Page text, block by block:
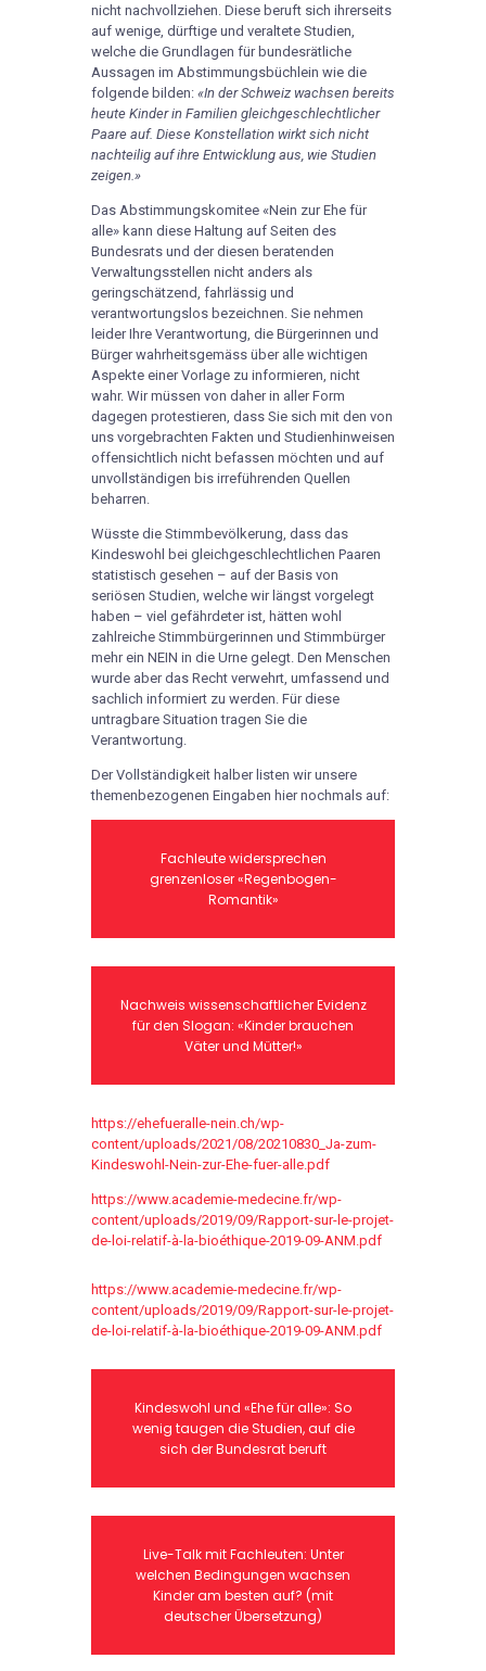
nicht nachvollziehen. Diese beruft sich ihrerseits
auf wenige, dürftige und veraltete Studien,
welche die Grundlagen für bundesrätliche
Aussagen im Abstimmungsbüchlein wie die
folgende bilden: «In der Schweiz wachsen bereits
heute Kinder in Familien gleichgeschlechtlicher
Paare auf. Diese Konstellation wirkt sich nicht
nachteilig auf ihre Entwicklung aus, wie Studien
zeigen.»
Das Abstimmungskomitee «Nein zur Ehe für
alle» kann diese Haltung auf Seiten des
Bundesrats und der diesen beratenden
Verwaltungsstellen nicht anders als
geringschätzend, fahrlässig und
verantwortungslos bezeichnen. Sie nehmen
leider Ihre Verantwortung, die Bürgerinnen und
Bürger wahrheitsgemäss über alle wichtigen
Aspekte einer Vorlage zu informieren, nicht
wahr. Wir müssen von daher in aller Form
dagegen protestieren, dass Sie sich mit den von
uns vorgebrachten Fakten und Studienhinweisen
offensichtlich nicht befassen möchten und auf
unvollständigen bis irreführenden Quellen
beharren.
Wüsste die Stimmbevölkerung, dass das
Kindeswohl bei gleichgeschlechtlichen Paaren
statistisch gesehen – auf der Basis von
seriösen Studien, welche wir längst vorgelegt
haben – viel gefährdeter ist, hätten wohl
zahlreiche Stimmbürgerinnen und Stimmbürger
mehr ein NEIN in die Urne gelegt. Den Menschen
wurde aber das Recht verwehrt, umfassend und
sachlich informiert zu werden. Für diese
untragbare Situation tragen Sie die
Verantwortung.
Der Vollständigkeit halber listen wir unsere
themenbezogenen Eingaben hier nochmals auf:
Fachleute widersprechen
grenzenloser «Regenbogen-
Romantik»
Nachweis wissenschaftlicher Evidenz
für den Slogan: «Kinder brauchen
Väter und Mütter!»
https://ehefueralle-nein.ch/wp-
content/uploads/2021/08/20210830_Ja-zum-
Kindeswohl-Nein-zur-Ehe-fuer-alle.pdf
https://www.academie-medecine.fr/wp-
content/uploads/2019/09/Rapport-sur-le-projet-
de-loi-relatif-à-la-bioéthique-2019-09-ANM.pdf
https://www.academie-medecine.fr/wp-
content/uploads/2019/09/Rapport-sur-le-projet-
de-loi-relatif-à-la-bioéthique-2019-09-ANM.pdf
Kindeswohl und «Ehe für alle»: So
wenig taugen die Studien, auf die
sich der Bundesrat beruft
Live-Talk mit Fachleuten: Unter
welchen Bedingungen wachsen
Kinder am besten auf? (mit
deutscher Übersetzung)